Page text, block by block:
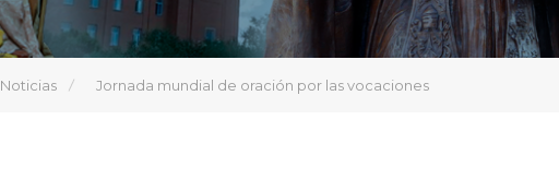
Noticias Jornada mundial de oración por las vocaciones